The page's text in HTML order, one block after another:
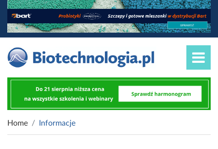
Home Informacje